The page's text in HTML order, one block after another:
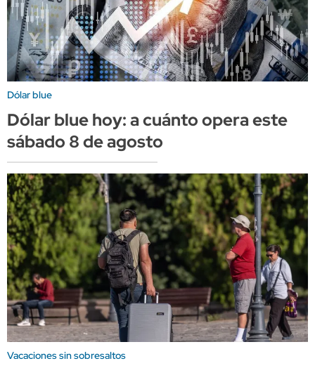
Dólar blue
Dólar blue hoy: a cuánto opera este
sábado 8 de agosto
Vacaciones sin sobresaltos